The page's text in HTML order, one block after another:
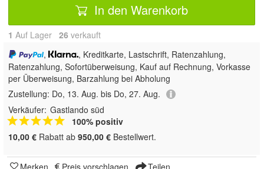
In den Warenkorb
1 Auf Lager 26 verkauft
,
, Kreditkarte, Lastschrift, Ratenzahlung,
Ratenzahlung, Sofortüberweisung, Kauf auf Rechnung, Vorkasse
per Überweisung, Barzahlung bei Abholung
Zustellung: Do, 13. Aug. bis Do, 27. Aug.
Verkäufer: Gastlando süd
100% positiv
10,00 € Rabatt ab 950,00 € Bestellwert.